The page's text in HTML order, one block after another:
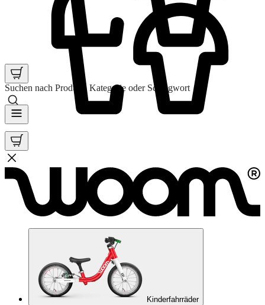
Suchen nach Produkt, Kategorie oder Schlagwort
Kinderfahrräder